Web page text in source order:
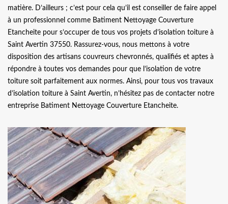
matière. D’ailleurs ; c’est pour cela qu’il est conseiller de faire appel
à un professionnel comme Batiment Nettoyage Couverture
Etancheite pour s’occuper de tous vos projets d’isolation toiture à
Saint Avertin 37550. Rassurez-vous, nous mettons à votre
disposition des artisans couvreurs chevronnés, qualifiés et aptes à
répondre à toutes vos demandes pour que l’isolation de votre
toiture soit parfaitement aux normes. Ainsi, pour tous vos travaux
d’isolation toiture à Saint Avertin, n’hésitez pas de contacter notre
entreprise Batiment Nettoyage Couverture Etancheite.